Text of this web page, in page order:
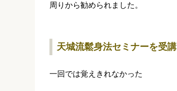
周りから勧められました。
天城流鬆身法セミナーを受
一回では覚えきれなかった